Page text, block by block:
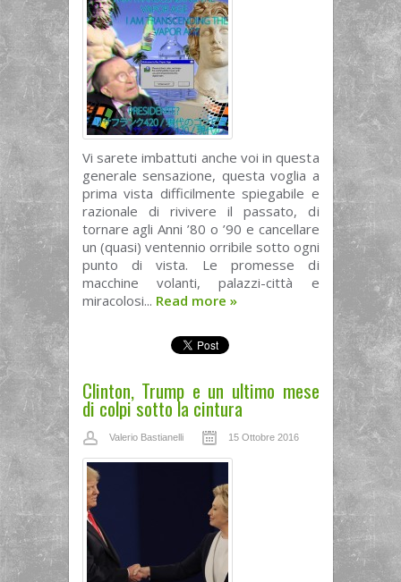
Vi sarete imbattuti anche voi in questa
generale sensazione, questa voglia a
prima vista difficilmente spiegabile e
razionale di rivivere il passato, di
tornare agli Anni ’80 o ’90 e cancellare
un (quasi) ventennio orribile sotto ogni
punto di vista. Le promesse di
macchine volanti, palazzi-città e
miracolosi... Read more »
Clinton, Trump e un ultimo mese
di colpi sotto la cintura
Valerio Bastianelli 15 Ottobre 2016